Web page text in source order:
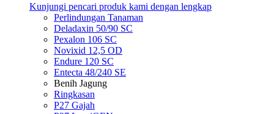
Kunjungi pencari produk kami dengan lengkap
Perlindungan Tanaman
Deladaxin 50/90 SC
Pexalon 106 SC
Novixid 12,5 OD
Endure 120 SC
Entecta 48/240 SE
Benih Jagung
Ringkasan
P27 Gajah